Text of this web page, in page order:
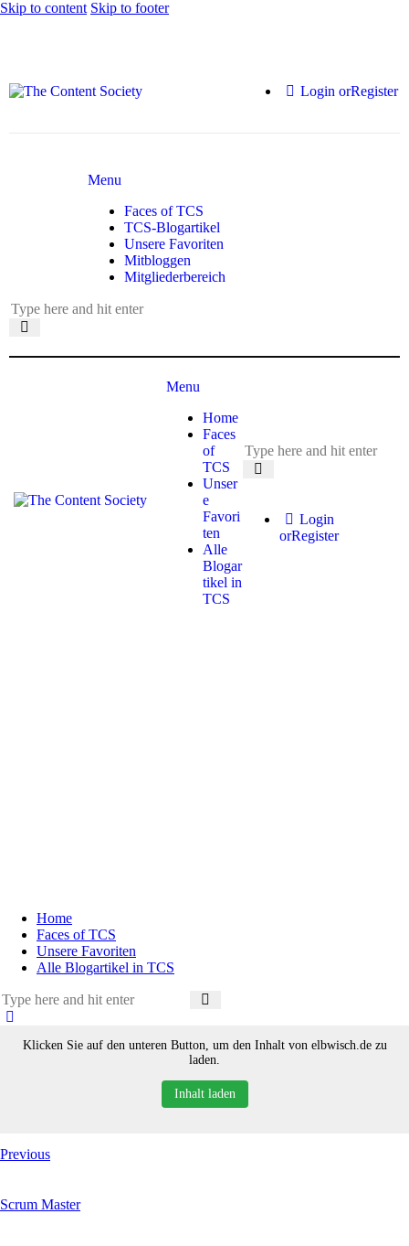
Skip to content Skip to footer
Login orRegister
Menu
Faces of TCS
TCS-Blogartikel
Unsere Favoriten
Mitbloggen
Mitgliederbereich
Menu
Home
Faces
of
TCS
Unser
e
Favori
ten
Alle
Blogar
tikel in
TCS
Login
orRegister
Home
Faces of TCS
Unsere Favoriten
Alle Blogartikel in TCS
Klicken Sie auf den unteren Button, um den Inhalt von elbwisch.de zu
laden.
Inhalt laden
Previous
Scrum Master